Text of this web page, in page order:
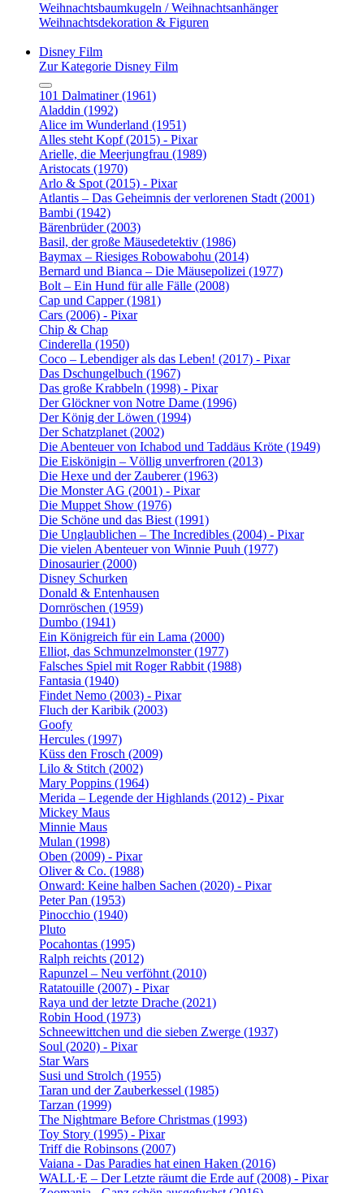
Weihnachtsbaumkugeln / Weihnachtsanhänger
Weihnachtsdekoration & Figuren
Disney Film
Zur Kategorie Disney Film
101 Dalmatiner (1961)
Aladdin (1992)
Alice im Wunderland (1951)
Alles steht Kopf (2015) - Pixar
Arielle, die Meerjungfrau (1989)
Aristocats (1970)
Arlo & Spot (2015) - Pixar
Atlantis – Das Geheimnis der verlorenen Stadt (2001)
Bambi (1942)
Bärenbrüder (2003)
Basil, der große Mäusedetektiv (1986)
Baymax – Riesiges Robowabohu (2014)
Bernard und Bianca – Die Mäusepolizei (1977)
Bolt – Ein Hund für alle Fälle (2008)
Cap und Capper (1981)
Cars (2006) - Pixar
Chip & Chap
Cinderella (1950)
Coco – Lebendiger als das Leben! (2017) - Pixar
Das Dschungelbuch (1967)
Das große Krabbeln (1998) - Pixar
Der Glöckner von Notre Dame (1996)
Der König der Löwen (1994)
Der Schatzplanet (2002)
Die Abenteuer von Ichabod und Taddäus Kröte (1949)
Die Eiskönigin – Völlig unverfroren (2013)
Die Hexe und der Zauberer (1963)
Die Monster AG (2001) - Pixar
Die Muppet Show (1976)
Die Schöne und das Biest (1991)
Die Unglaublichen – The Incredibles (2004) - Pixar
Die vielen Abenteuer von Winnie Puuh (1977)
Dinosaurier (2000)
Disney Schurken
Donald & Entenhausen
Dornröschen (1959)
Dumbo (1941)
Ein Königreich für ein Lama (2000)
Elliot, das Schmunzelmonster (1977)
Falsches Spiel mit Roger Rabbit (1988)
Fantasia (1940)
Findet Nemo (2003) - Pixar
Fluch der Karibik (2003)
Goofy
Hercules (1997)
Küss den Frosch (2009)
Lilo & Stitch (2002)
Mary Poppins (1964)
Merida – Legende der Highlands (2012) - Pixar
Mickey Maus
Minnie Maus
Mulan (1998)
Oben (2009) - Pixar
Oliver & Co. (1988)
Onward: Keine halben Sachen (2020) - Pixar
Peter Pan (1953)
Pinocchio (1940)
Pluto
Pocahontas (1995)
Ralph reichts (2012)
Rapunzel – Neu verföhnt (2010)
Ratatouille (2007) - Pixar
Raya und der letzte Drache (2021)
Robin Hood (1973)
Schneewittchen und die sieben Zwerge (1937)
Soul (2020) - Pixar
Star Wars
Susi und Strolch (1955)
Taran und der Zauberkessel (1985)
Tarzan (1999)
The Nightmare Before Christmas (1993)
Toy Story (1995) - Pixar
Triff die Robinsons (2007)
Vaiana - Das Paradies hat einen Haken (2016)
WALL·E – Der Letzte räumt die Erde auf (2008) - Pixar